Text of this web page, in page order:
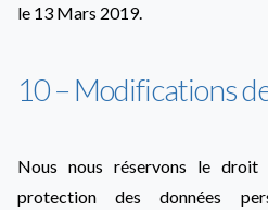
le 13 Mars 2019.
10 – Modifications
Nous nous réservons le droit
protection des données